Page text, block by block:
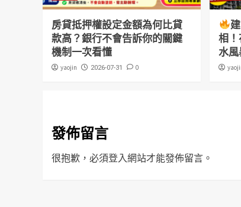
房貸抵押權設定金額為何比貸
款高？銀行不會告訴你的關鍵
機制一次看懂
yaojin 2026-07-31 0
相
水
發佈留言
很抱歉，必須登入 網站才能發佈留言。